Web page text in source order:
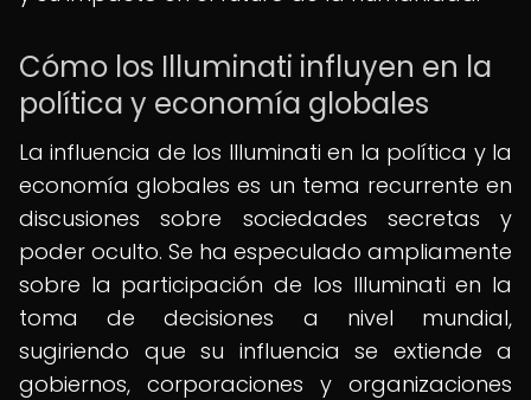
Cómo los Illuminati influyen en la
política y economía globales
La influencia de los Illuminati en la política y la
economía globales es un tema recurrente en
discusiones sobre sociedades secretas y
poder oculto. Se ha especulado ampliamente
sobre la participación de los Illuminati en la
toma de decisiones a nivel mundial,
sugiriendo que su influencia se extiende a
gobiernos, corporaciones y organizaciones